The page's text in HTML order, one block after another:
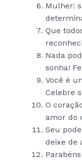
Mulher:
Que
Nada
sonha!
Você é
Celebre
O
amor do
Seu
deixe de